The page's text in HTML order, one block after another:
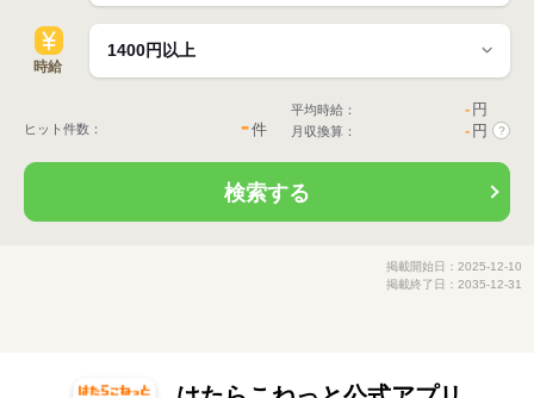
時給
ヒット件数： -件
平均時給： - 円
月収換算： - 円 ?
検索する
掲載開始日：2025-12-10
掲載終了日：2035-12-31